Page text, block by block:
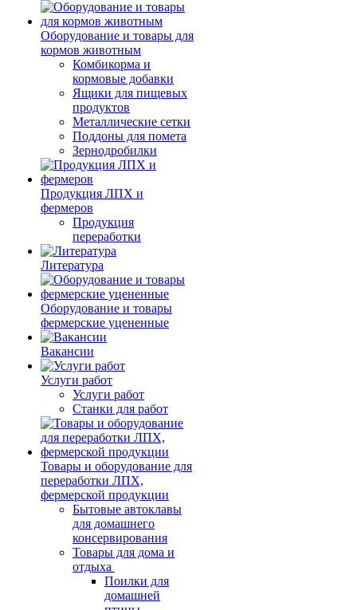
Оборудование и товары для
кормов животным
Комбикорма и
кормовые добавки
Ящики для пищевых
продуктов
Металлические сетки
Поддоны для помета
Зернодробилки
Продукция ЛПХ и
фермеров
Продукция
переработки
Литература
Оборудование и товары
фермерские уцененные
Вакансии
Услуги работ
Услуги работ
Станки для работ
Товары и оборудование для
переработки ЛПХ,
фермерской продукции
Бытовые автоклавы
для домашнего
консервирования
Товары для дома и
отдыха
Поилки для
домашней